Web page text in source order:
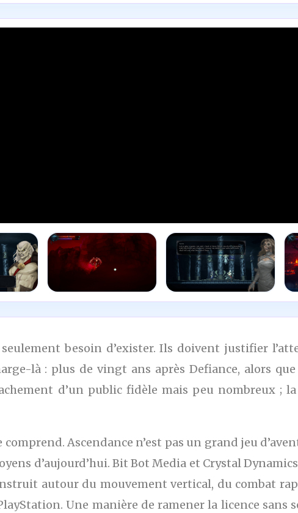
JEUX VIDÉO
Legacy of Kain Soul Reaver 1-2 Remastered
besoin d’exister. Ils doivent justifier
là : plus de vingt ans après Defiance, alors
d’un public fidèle mais peu nombreux ;
Ascendance n’est pas un grand jeu
d’aujourd’hui. Bit Bot Media et Crystal
autour du mouvement vertical, du combat
Une manière de ramener la licence